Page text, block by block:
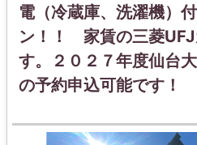
電（冷蔵庫、洗濯機）
ン！！ 家賃の三菱UFJ
す。２０２７年度仙台
の予約申込可能です！